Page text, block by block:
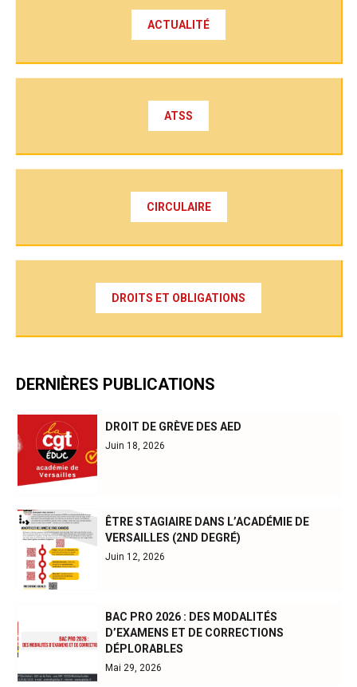
ACTUALITÉ
ATSS
CIRCULAIRE
DROITS ET OBLIGATIONS
DERNIÈRES PUBLICATIONS
DROIT DE GRÈVE DES AED
Juin 18, 2026
ÊTRE STAGIAIRE DANS L’ACADÉMIE DE
VERSAILLES (2ND DEGRÉ)
Juin 12, 2026
BAC PRO 2026 : DES MODALITÉS
D’EXAMENS ET DE CORRECTIONS
DÉPLORABLES
Mai 29, 2026